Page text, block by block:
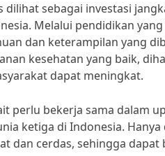
sebagai investasi
Melalui pendidikan
dan keterampilan yang
kesehatan yang baik,
dapat meningkat.
perlu bekerja sama dalam
ketiga di Indonesia.
dan cerdas, sehingga